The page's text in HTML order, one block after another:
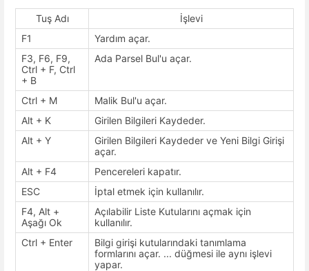
Tuş Adı
İşlevi
F1
Yardım açar.
F3, F6, F9,
Ctrl + F, Ctrl
+ B
Ada Parsel Bul'u açar.
Ctrl + M
Malik Bul'u açar.
Alt + K
Girilen Bilgileri Kaydeder.
Alt + Y
Girilen Bilgileri Kaydeder ve Yeni Bilgi Girişi
açar.
Alt + F4
Pencereleri kapatır.
ESC
İptal etmek için kullanılır.
F4, Alt +
Aşağı Ok
Açılabilir Liste Kutularını açmak için
kullanılır.
Ctrl + Enter
Bilgi girişi kutularındaki tanımlama
formlarını açar. ... düğmesi ile aynı işlevi
yapar.